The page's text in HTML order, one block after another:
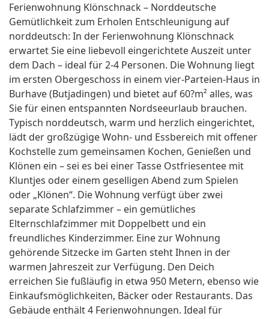
Ferienwohnung Klönschnack – Norddeutsche
Gemütlichkeit zum Erholen Entschleunigung auf
norddeutsch: In der Ferienwohnung Klönschnack
erwartet Sie eine liebevoll eingerichtete Auszeit unter
dem Dach – ideal für 2-4 Personen. Die Wohnung liegt
im ersten Obergeschoss in einem vier-Parteien-Haus in
Burhave (Butjadingen) und bietet auf 60?m² alles, was
Sie für einen entspannten Nordseeurlaub brauchen.
Typisch norddeutsch, warm und herzlich eingerichtet,
lädt der großzügige Wohn- und Essbereich mit offener
Kochstelle zum gemeinsamen Kochen, Genießen und
Klönen ein – sei es bei einer Tasse Ostfriesentee mit
Kluntjes oder einem geselligen Abend zum Spielen
oder „Klönen“. Die Wohnung verfügt über zwei
separate Schlafzimmer – ein gemütliches
Elternschlafzimmer mit Doppelbett und ein
freundliches Kinderzimmer. Eine zur Wohnung
gehörende Sitzecke im Garten steht Ihnen in der
warmen Jahreszeit zur Verfügung. Den Deich
erreichen Sie fußläufig in etwa 950 Metern, ebenso wie
Einkaufsmöglichkeiten, Bäcker oder Restaurants. Das
Gebäude enthält 4 Ferienwohnungen. Ideal für